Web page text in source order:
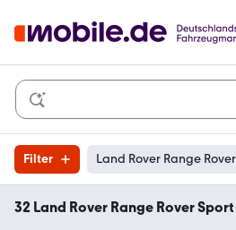
Filter Land Rover Range
32 Land Rover Range Rover